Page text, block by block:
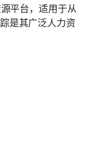
平台，适用于从
是其广泛人力资